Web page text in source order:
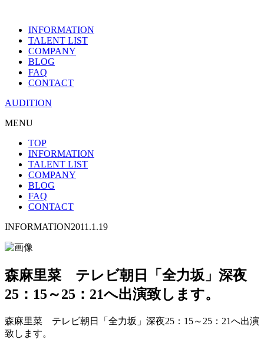
INFORMATION
TALENT LIST
COMPANY
BLOG
FAQ
CONTACT
AUDITION
MENU
TOP
INFORMATION
TALENT LIST
COMPANY
BLOG
FAQ
CONTACT
INFORMATION2011.1.19
森麻里菜 テレビ朝日「全力坂」深夜
25：15～25：21へ出演致します。
森麻里菜 テレビ朝日「全力坂」深夜25：15～25：21へ出演
致します。